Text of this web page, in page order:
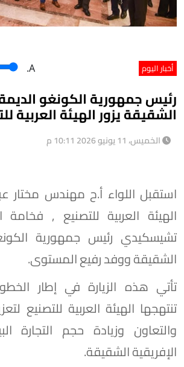
أخبار اليوم .A
رئيس جمهورية الكونغو
الشقيقة يزور الهيئة العربية
الخميس، 11 يونيو 2026 10:11 م
استقبل اللواء أ.ح مهندس مختار
الهيئة العربية للتصنيع ,
تشيسكيدي رئيس جمهورية
الشقيقة ووفد رفيع المستوى.
تأتي هذه الزيارة في إطار
تنتهجها الهيئة العربية للتصنيع
والتعاون وزيادة حجم التجارة
الإفريقية الشقيقة.